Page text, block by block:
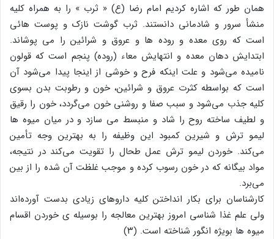
همان طور که اشاره کردیم امام رضا (ع) « ثرب » را به همراه کلیه
منشأ سرور و شادمانی دانستند. ثرب گوشت نازک و پوست هائی
است که روی معده و روده ها و عروق و شرائین را می پوشاند.
ابتدایش دهان معده و انتهایش معاء (روده) پنجم است که قولون
نامیده می‌شود و علت اینکه فرح و خوشی از اینجا پیدا می‌شود آن
است که بواسطه کثرت عروق و شرائین، خون و رطوبت بدن بسوی
کلیه جذب می‌شود و سبب صفا و روشنی خون می‌گردد، خون را رقیق
و لطیف ساخته روح را شاد و منبسط می سازد و در میان میوه ها
لیمو ترش و شیرین کمبود این وظیفه را به بهترین وجه تأمین
می‌کند. خوردن لیمو ترش عمل طحال را تقویت می‌کند در نتیجه،
مواد بیگانه که در خون رسوب کرده و موجب غلظت آن شده را از بین
می‌برد.
کارشناسان برای بکار انداختن کلیه داروهای زیادی بدست آورده‌اند
ولی علم غذا شناسی امروز بهترین معالجه را بوسیله ی خوردن اقسام
میوه ها بویژه انگور شناخته است. (۳)